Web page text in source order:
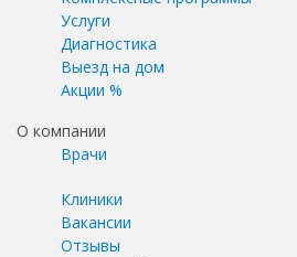
Услуги
Диагностика
Выезд на дом
Акции %
О компании
Врачи
Клиники
Вакансии
Отзывы